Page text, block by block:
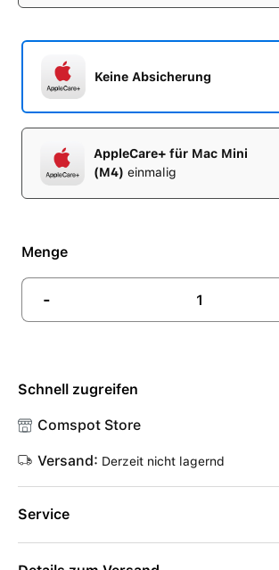
Keine Absicherung
AppleCare+ für Mac Mini
(M4) einmalig
Menge
-
Schnell zugreifen
Comspot Store
Versand: Derzeit nicht lagernd
Service